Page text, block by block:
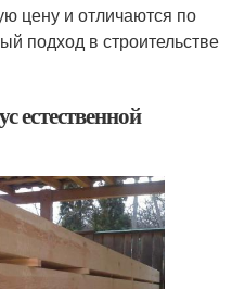
цену и отличаются по
подход в строительстве
естественной